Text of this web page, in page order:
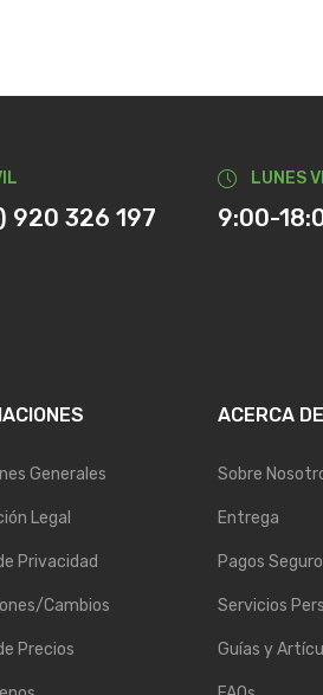
920 326 197
LUNES
9:00-
Generales
Legal
Privacidad
Cambios
Precios
ACERCA DE
Sobre
Entrega
Pagos
Servicios
Guías y